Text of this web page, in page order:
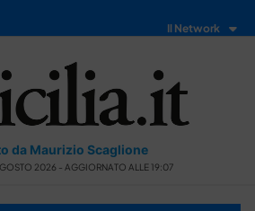
Il Network
da Maurizio Scaglione
2026 - AGGIORNATO ALLE 19:07